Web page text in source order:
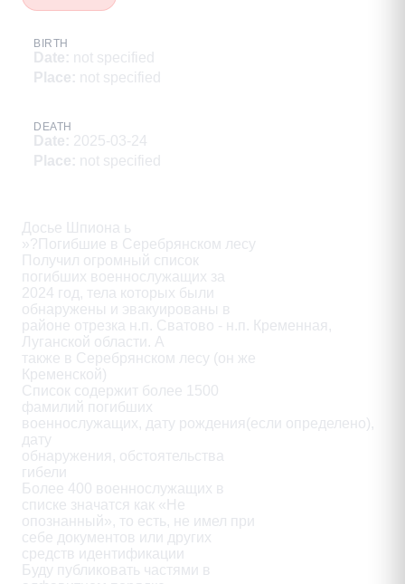
BIRTH
Date: not specified
Place: not specified
DEATH
Date: 2025-03-24
Place: not specified
Досье Шпиона ь
»?Погибшие в Серебрянском лесу
Получил огромный список
погибших военнослужащих за
2024 год, тела которых были
обнаружены и эвакуированы в
районе отрезка н.п. Сватово - н.п. Кременная,
Луганской области. А
также в Серебрянском лесу (он же
Кременской)
Список содержит более 1500
фамилий погибших
военнослужащих, дату рождения(если определено),
дату
обнаружения, обстоятельства
гибели
Более 400 военнослужащих в
списке значатся как «Не
опознанный», то есть, не имел при
себе документов или других
средств идентификации
Буду публиковать частями в